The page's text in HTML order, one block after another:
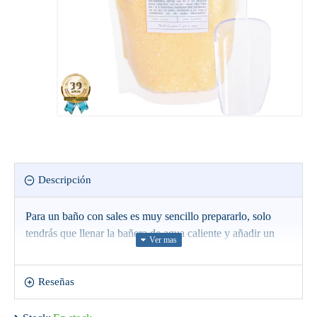
Descripción
Para un baño con sales es muy sencillo prepararlo, solo
tendrás que llenar la bañera de agua caliente y añadir un
puñado de sales con tu aroma preferido a tu baño relajante
Mejora la hidratación y reduce la sequedad de la piel, que
nos afecta más en las épocas de frío. Sus propiedades
Reseñas